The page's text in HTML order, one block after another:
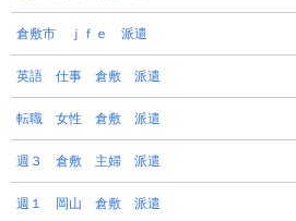
倉敷市 ｊｆｅ 派遣
英語 仕事 倉敷 派遣
転職 女性 倉敷 派遣
週３ 倉敷 主婦 派遣
週１ 岡山 倉敷 派遣